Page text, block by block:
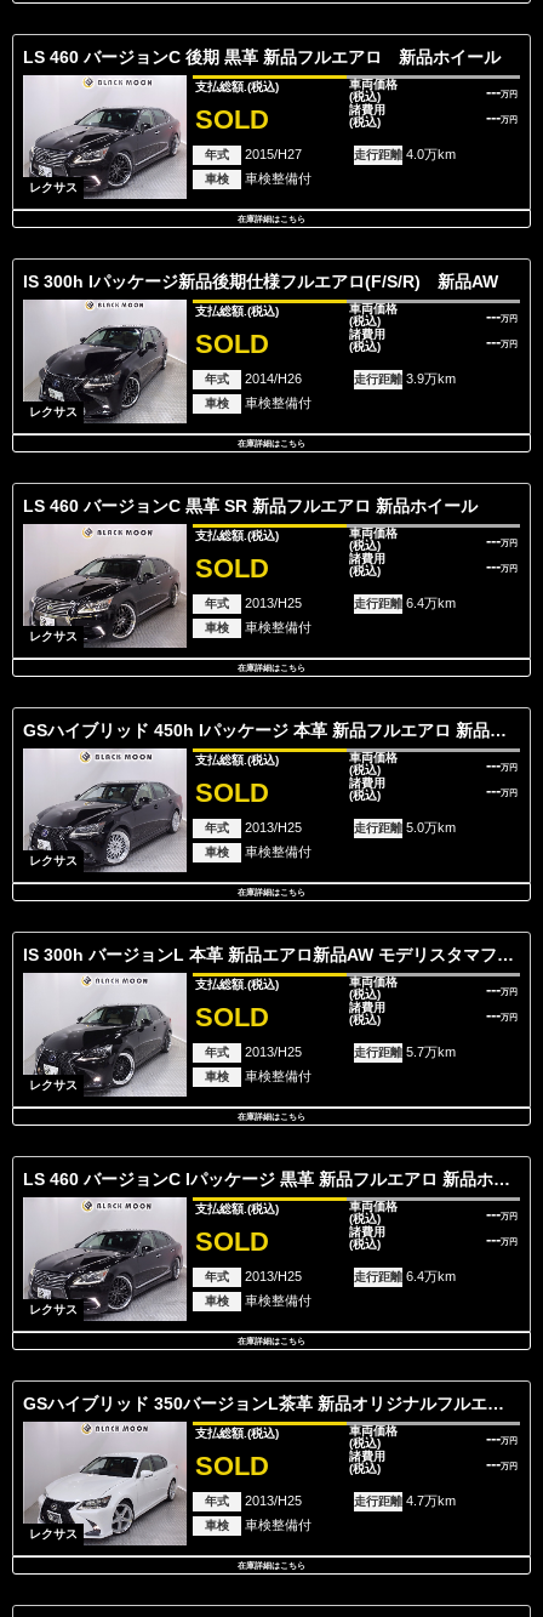
LS 460 バージョンC 後期 黒革 新品フルエアロ 新品ホイール
レクサス
支払総額. (税込)
SOLD
車両価格
(税込)
---万円
諸費用
(税込)
---万円
年式 2015/H27 走行距離 4.0万km
車検 車検整備付
在庫詳細はこちら
IS 300h Iパッケージ新品後期仕様フルエアロ(F/S/R) 新品AW
レクサス
支払総額. (税込)
SOLD
車両価格
(税込)
---万円
諸費用
(税込)
---万円
年式 2014/H26 走行距離 3.9万km
車検 車検整備付
在庫詳細はこちら
LS 460 バージョンC 黒革 SR 新品フルエアロ 新品ホイール
レクサス
支払総額. (税込)
SOLD
車両価格
(税込)
---万円
諸費用
(税込)
---万円
年式 2013/H25 走行距離 6.4万km
車検 車検整備付
在庫詳細はこちら
GSハイブリッド 450h Iパッケージ 本革 新品フルエアロ 新品ホイール・タイヤ
レクサス
支払総額. (税込)
SOLD
車両価格
(税込)
---万円
諸費用
(税込)
---万円
年式 2013/H25 走行距離 5.0万km
車検 車検整備付
在庫詳細はこちら
IS 300h バージョンL 本革 新品エアロ新品AW モデリスタマフラー
レクサス
支払総額. (税込)
SOLD
車両価格
(税込)
---万円
諸費用
(税込)
---万円
年式 2013/H25 走行距離 5.7万km
車検 車検整備付
在庫詳細はこちら
LS 460 バージョンC Iパッケージ 黒革 新品フルエアロ 新品ホイール
レクサス
支払総額. (税込)
SOLD
車両価格
(税込)
---万円
諸費用
(税込)
---万円
年式 2013/H25 走行距離 6.4万km
車検 車検整備付
在庫詳細はこちら
GSハイブリッド 350バージョンL茶革 新品オリジナルフルエアロ 新品AW
レクサス
支払総額. (税込)
SOLD
車両価格
(税込)
---万円
諸費用
(税込)
---万円
年式 2013/H25 走行距離 4.7万km
車検 車検整備付
在庫詳細はこちら